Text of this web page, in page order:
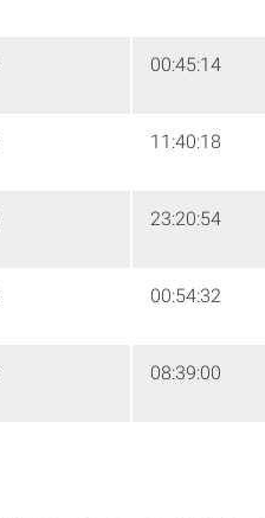
00:45:14
11:40:18
23:20:54
00:54:32
08:39:00